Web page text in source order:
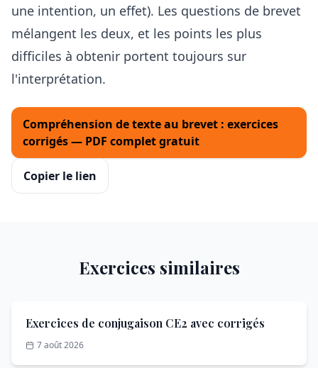
une intention, un effet). Les questions de brevet
mélangent les deux, et les points les plus
difficiles à obtenir portent toujours sur
l'interprétation.
Compréhension de texte au brevet : exercices
corrigés — PDF complet gratuit
Copier le lien
Exercices similaires
Exercices de conjugaison CE2 avec corrigés
7 août 2026